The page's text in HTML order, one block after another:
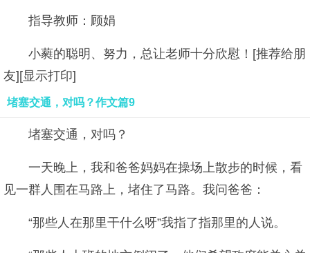
指导教师：顾娟
小蕤的聪明、努力，总让老师十分欣慰！[推荐给朋
友][显示打印]
堵塞交通，对吗？作文篇9
堵塞交通，对吗？
一天晚上，我和爸爸妈妈在操场上散步的时候，看
见一群人围在马路上，堵住了马路。我问爸爸：
“那些人在那里干什么呀”我指了指那里的人说。